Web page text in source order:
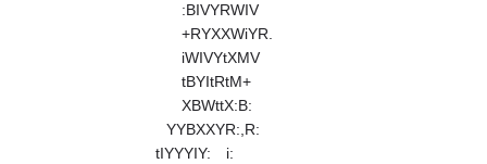
:BIVYRWIV
+RYXXWiYR.
iWIVYtXMV
tBYItRtM+
XBWttX:B:
YYBXXYR:,R:
tIYYYIY: i: